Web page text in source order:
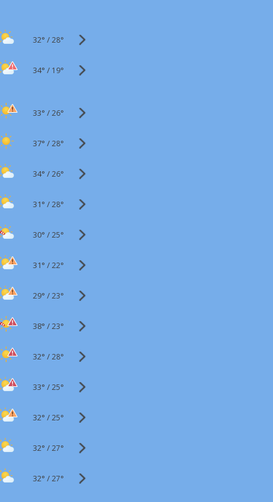
32° /28°
34° / 19°
33° /26°
37° /28°
34° /26°
31° /28°
30° /25°
31° /22°
29° /23°
38° /23°
32° /28°
33° /25°
32° /25°
32° /27°
32° /27°